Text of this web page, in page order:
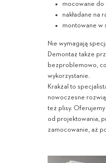
mocowane do
nakładane na
montowane w
Nie wymagają
Demontaż także
bezproblemowo,
wykorzystanie.
Krakżal to
nowoczesne
też plisy.
od projektowania,
zamocowanie, aż